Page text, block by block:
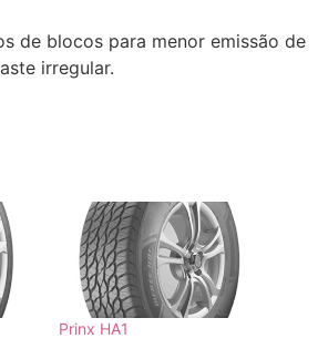
de blocos para menor emissão de
irregular.
Prinx HA1